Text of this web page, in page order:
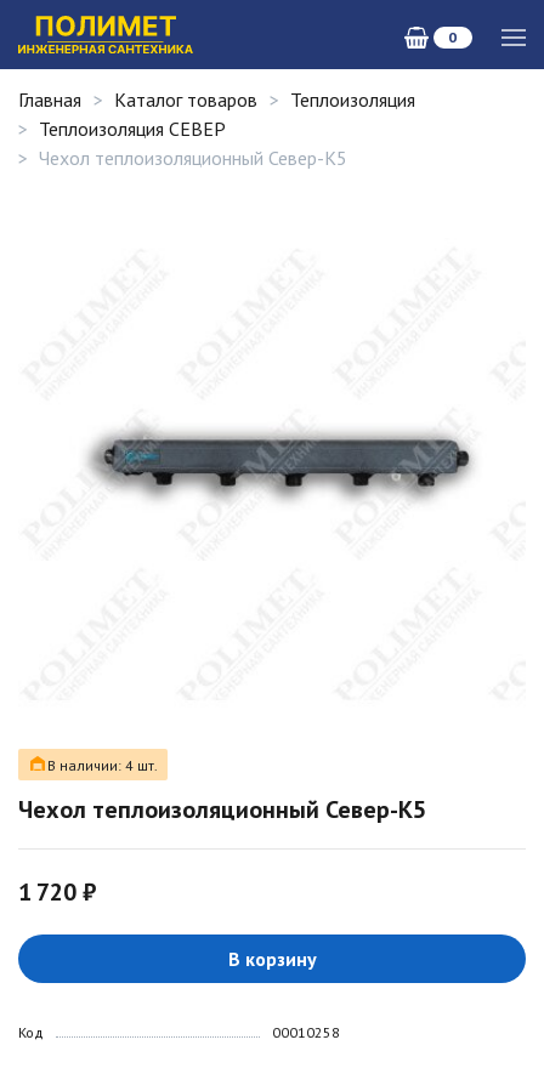
0
Главная Каталог товаров
Теплоизоляция
Теплоизоляция СЕВЕР
Чехол теплоизоляционный Север-К5
В наличии: 4 шт.
Чехол теплоизоляционный Север-К5
1 720 ₽
В корзину
Код 00010258